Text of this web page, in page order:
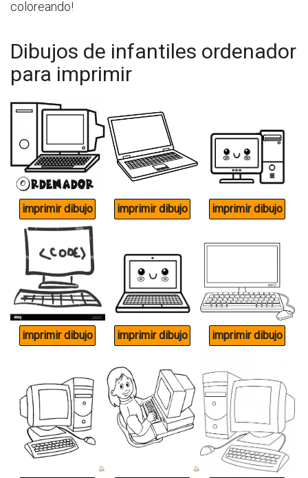
coloreando!
Dibujos de infantiles ordenador
para imprimir